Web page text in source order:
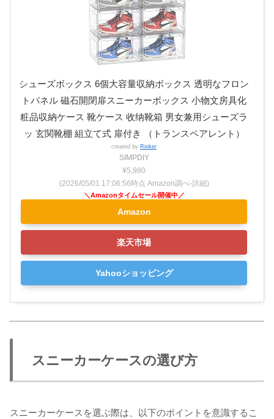
シューズボックス 6個大容量収納ボックス 透明なフロン
トパネル 磁石開閉扉スニーカーボックス 小物文房具化
粧品収納ケース 靴ケース 收纳靴箱 男女兼用シューズラ
ッ 玄関靴棚 組立て式 扉付き （トランスペアレント）
created by Rinker
SIMPDIY
¥5,980
(2026/05/01 17:06:56時点 Amazon調べ-詳細)
Amazon
楽天市場
Yahooショッピング
スニーカーケースの選び方
スニーカーケースを選ぶ際は、以下のポイントを意識するこ